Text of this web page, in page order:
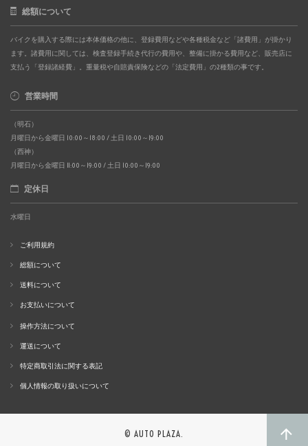
総額について
バイクを購入する際には本体価格の他に、登録費用などや各種税金など「諸費用」が掛かり
ます。諸費用に関しては、検査登録手続き代行の費用や、整備に掛かる費用など、販売店に
支払う「登録諸経費」。重量税や自賠責保険などの「法定費用」の2種類の事です。
営業時間
（明石）
月曜日から金曜日 10:00～18:00 / 土日 10:00～19:00
（西神）
月曜日から金曜日 11:00～19:00 / 土日 10:00～19:00
定休日
水曜日
ご利用規約
総額について
送料について
お支払いについて
操作方法について
運送について
特定商取引法に関する表記
個人情報の取り扱いについて
© AUTO PLAZA.